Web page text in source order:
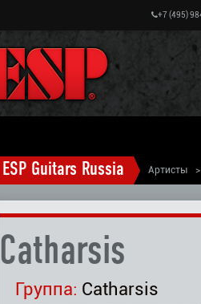
+7 (495)
ESP Guitars Russia Артисты >
Catharsis
Группа: Catharsis